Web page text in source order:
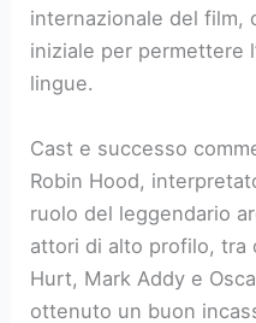
internazionale del film,
iniziale per permettere
lingue.
Cast e successo
Robin Hood,
ruolo del leggendario
attori di alto profilo, tra
Hurt, Mark Addy e
ottenuto un buon